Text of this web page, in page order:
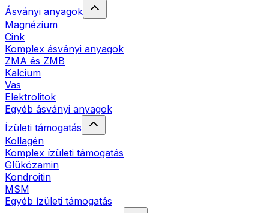
Ásványi anyagok
Magnézium
Cink
Komplex ásványi anyagok
ZMA és ZMB
Kalcium
Vas
Elektrolitok
Egyéb ásványi anyagok
Ízületi támogatás
Kollagén
Komplex ízületi támogatás
Glükózamin
Kondroitin
MSM
Egyéb ízületi támogatás